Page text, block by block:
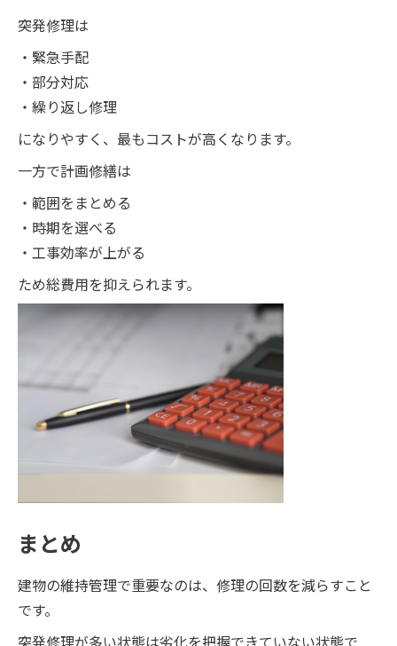
突発修理は
・緊急手配
・部分対応
・繰り返し修理
になりやすく、最もコストが高くなります。
一方で計画修繕は
・範囲をまとめる
・時期を選べる
・工事効率が上がる
ため総費用を抑えられます。
まとめ
建物の維持管理で重要なのは、修理の回数を減らすこと
です。
突発修理が多い状態は劣化を把握できていない状態で